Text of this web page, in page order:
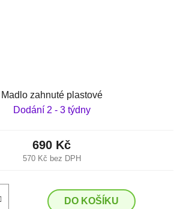
Madlo zahnuté plastové
Dodání 2 - 3 týdny
570 Kč bez DPH
690 Kč
DO KOŠÍKU